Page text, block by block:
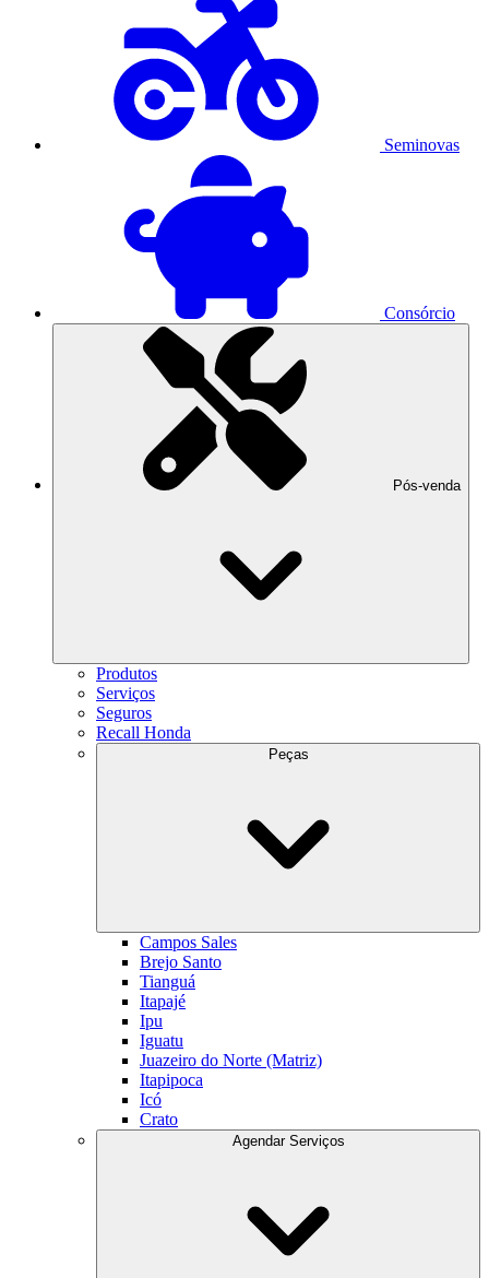
Seminovas
Consórcio
Pós-venda
Produtos
Serviços
Seguros
Recall Honda
Campos Sales
Brejo Santo
Tianguá
Itapajé
Ipu
Iguatu
Juazeiro do Norte (Matriz)
Itapipoca
Icó
Crato